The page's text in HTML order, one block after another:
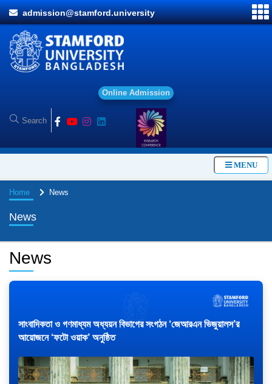
admission@stamford.university
Onl ine Ad mission
MENU
Home News
News
News
সাংবাদিকতা ও গণমাধ্যম অধ্যয়ন বিভাগের সংগঠন ‘জেআরএন ভিজুয়ালস’র
আয়োজনে ‘ফটো ওয়াক’ অনুষ্ঠিত